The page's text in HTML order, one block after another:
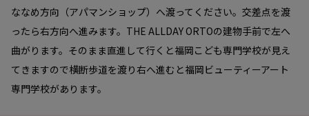
ななめ方向（アパマンショップ）へ渡ってください。交差点を渡
ったら右方向へ進みます。THE ALLDAY ORTOの建物手前で左へ
曲がります。そのまま直進して行くと福岡こども専門学校が見え
てきますので横断歩道を渡り右へ進むと福岡ビューティーアート
専門学校があります。